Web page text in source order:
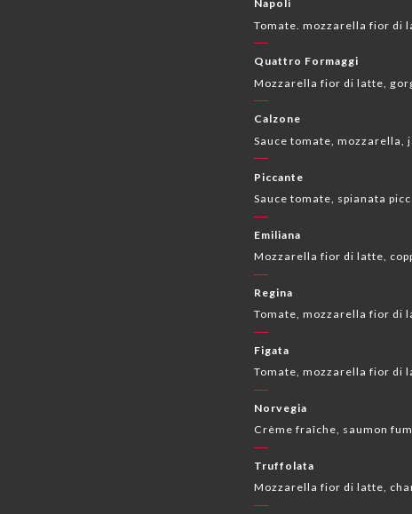
Napoli
Tomate. mozzarella fior di
Quattro Formaggi
Mozzarella fior di latte,
Calzone
Sauce tomate, mozzarella,
Piccante
Sauce tomate, spianata
Emiliana
Mozzarella fior di latte,
Regina
Tomate, mozzarella fior di
Figata
Tomate, mozzarella fior di
Norvegia
Crème fraîche, saumon
Truffolata
Mozzarella fior di latte,